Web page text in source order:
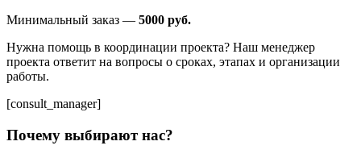
Минимальный заказ — 5000 руб.
Нужна помощь в координации проекта? Наш менеджер
проекта ответит на вопросы о сроках, этапах и организации
работы.
[consult_manager]
Почему выбирают нас?